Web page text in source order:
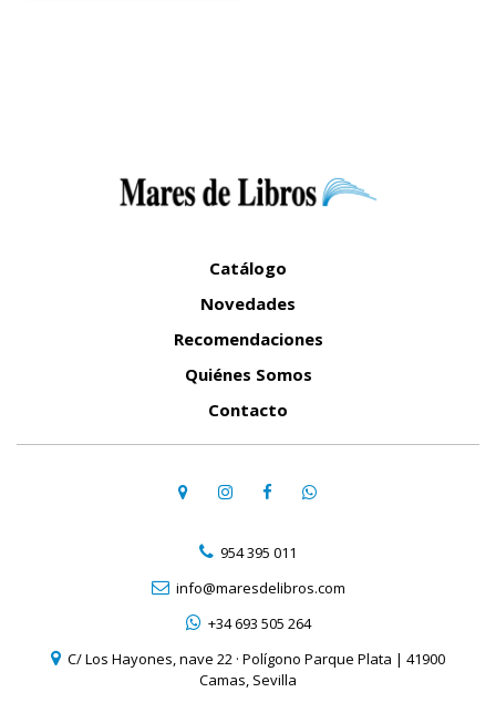
Catálogo
Novedades
Recomendaciones
Quiénes Somos
Contacto
954 395 011
info@maresdelibros.com
+34 693 505 264
C/ Los Hayones, nave 22 · Polígono Parque Plata | 41900
Camas, Sevilla